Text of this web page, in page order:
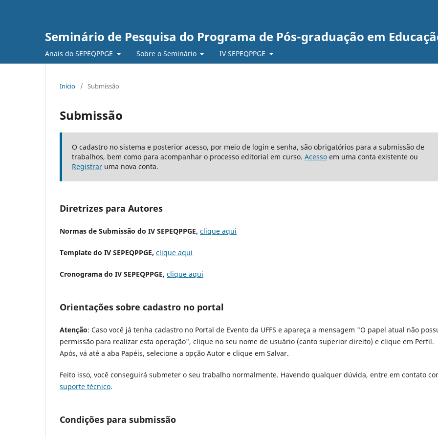
Seminário de Pesquisa do Programa de Pós-graduação em Educação
Anais do SEPEQPPGE Sobre o Seminário IV SEPEQPPGE
Início / Submissão
Submissão
O cadastro no sistema e posterior acesso, por meio de login e senha, são obrigatórios para a submissão de
trabalhos, bem como para acompanhar o processo editorial em curso. Acesso em uma conta existente ou
Registrar uma nova conta.
Diretrizes para Autores
Normas de Submissão do IV SEPEQPPGE, clique aqui
Template do IV SEPEQPPGE, clique aqui
Cronograma do IV SEPEQPPGE, clique aqui
Orientações sobre cadastro no portal
Atenção: Caso você já tenha cadastro no Portal de Evento da UFFS e apareça a mensagem "O papel atual não
permissão para realizar esta operação", clique no seu nome de usuário (canto superior direito) e clique em Perfil.
Após, vá até a aba Papéis, selecione a opção Autor e clique em Salvar.
Feito isso, você conseguirá submeter o seu trabalho normalmente. Havendo qualquer dúvida, entre em contato
suporte técnico.
Condições para submissão